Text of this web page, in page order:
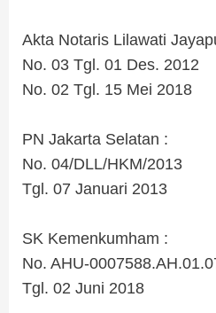
Akta Notaris Lilawati
No. 03 Tgl. 01 Des. 2012
No. 02 Tgl. 15 Mei 2018
PN Jakarta Selatan :
No. 04/DLL/HKM/2013
Tgl. 07 Januari 2013
SK Kemenkumham :
No. AHU-
Tgl. 02 Juni 2018